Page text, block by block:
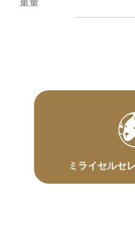
ミライセルセ